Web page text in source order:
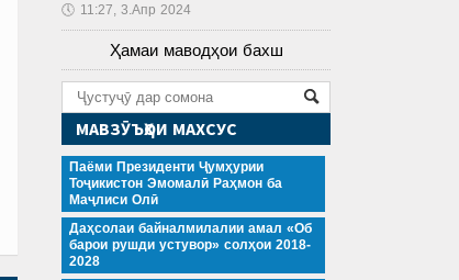
🕔 11:27, 3.Апр 2024
Ҳамаи маводҳои бахш
МАВЗӮЪҲОИ МАХСУС
Паёми Президенти Ҷумҳурии
Тоҷикистон Эмомалӣ Раҳмон ба
Маҷлиси Олӣ
Даҳсолаи байналмилалии амал «Об
барои рушди устувор» солҳои 2018-
2028